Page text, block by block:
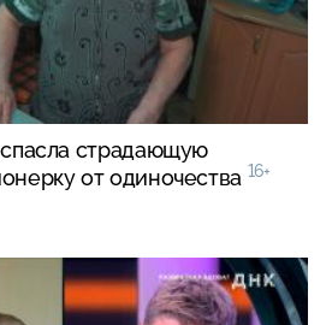
страдающую
от одиночества 16+